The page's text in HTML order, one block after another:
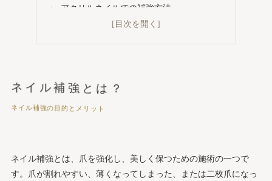
アクリルネイルでの補強方法
ネイル補強の手順と流れ
ネイルサロンでの補強プロセス
まとめ
会社概要
ネイル補強とは？
ネイル補強の目的とメリット
ネイル補強とは、爪を強化し、美しく保つための施術の一つで
す。爪が割れやすい、薄くなってしまった、または二枚爪になっ